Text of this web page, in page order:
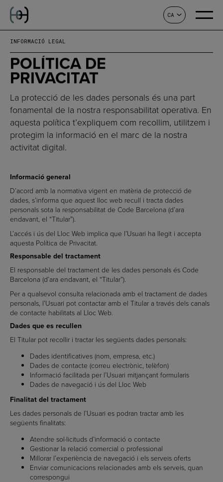
CA
INFORMACIÓ LEGAL
POLÍTICA DE
PRIVACITAT
La protecció de les dades personals és una part
fonamental de la nostra responsabilitat operativa. En
aquesta política t’expliquem com recollim, utilitzem i
protegim la informació en el marc de la nostra
activitat digital.
Informació general
D’acord amb la normativa vigent en matèria de protecció de
dades, s’informa que aquest lloc web recull i tracta dades
personals sota la responsabilitat de Code Barcelona (d’ara
endavant, el “Titular”).
L’accés i ús del Lloc Web implica que l’Usuari ha llegit i accepta
aquesta Política de Privacitat.
Responsable del tractament
El responsable del tractament de les dades personals és Code
Barcelona (d’ara endavant, el “Titular”).
Per a qualsevol consulta relacionada amb el tractament de dades
personals, l’Usuari pot contactar amb el Titular a través dels canals
de contacte habilitats al Lloc Web.
Dades que es recullen
El Titular pot recollir i tractar les següents dades personals:
Dades identificatives (nom, empresa, etc.)
Dades de contacte (correu electrònic, telèfon)
Informació facilitada per l’Usuari mitjançant formularis
Dades de navegació i ús del Lloc Web
Finalitat del tractament
Les dades personals de l’Usuari es podran tractar amb les
següents finalitats:
Atendre sol·licituds d’informació o contacte
Gestionar la relació comercial o professional
Millorar l’experiència de navegació i els serveis oferts
Enviar comunicacions relacionades amb els serveis, quan
correspongui